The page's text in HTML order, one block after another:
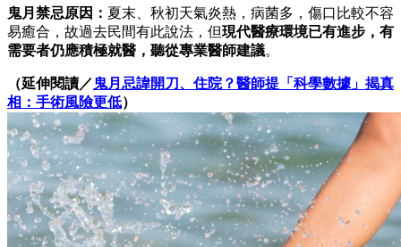
鬼月禁忌原因： 夏末、秋初天氣炎熱，病菌多，傷口比較不容
易癒合，故過去民間有此說法，但現代醫療環境已有進步，有
需要者仍應積極就醫，聽從專業醫師建議。
（延伸閱讀／鬼月忌諱開刀、住院？醫師提「科學數據」揭真
相：手術風險更低）